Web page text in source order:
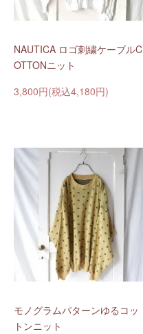
NAUTICA ロゴ刺繍ケーブルC
OTTONニット
3,800円(税込4,180円)
モノグラムパターンゆるコッ
トンニット